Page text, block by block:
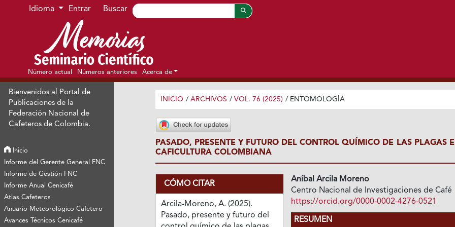
Ir al menú de navegación principal
Ir al contenido principal
Ir al pie de página del sitio
Idioma Entrar Buscar
Número actual Números anteriores Acerca de
Bienvenidos al Portal de
Publicaciones de la
Federación Nacional de
Cafeteros de Colombia.
Inicio
Informe del Gerente General FNC
Informe de Gestión FNC
Informe Anual Cenicafé
Atlas Cafeteros
Anuario Meteorológico Cafetero
Avances Técnicos Cenicafé
INICIO / ARCHIVOS / VOL. 76 (2025) / ENTOMOLOGÍA
PASADO, PRESENTE Y FUTURO DEL CONTROL QUÍMICO DE LAS PLAGAS
CAFICULTURA COLOMBIANA
CÓMO CITAR
Arcila-Moreno, A. (2025).
Pasado, presente y futuro del
Aníbal Arcila Moreno
Centro Nacional de Investigaciones de Café
https://orcid.org/0000-0002-4276-0521
RESUMEN